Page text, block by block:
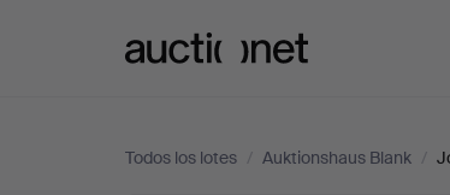
Todos los lotes / Auktionshaus Blank /